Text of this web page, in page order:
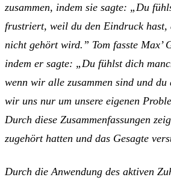
zusammen, indem sie sagte: „Du
frustriert, weil du den Eindruck hast,
nicht gehört wird.” Tom fasste Max’
indem er sagte: „Du fühlst dich
wenn wir alle zusammen sind und du
wir uns nur um unsere eigenen
Durch diese Zusammenfassungen
zugehört hatten und das Gesagte
Durch die Anwendung des aktiven